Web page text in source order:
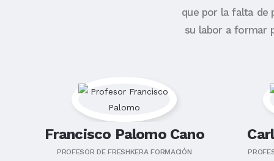
que por la falta de
su labor a formar
Francisco Palomo Cano
PROFESOR DE FRESHKERA FORMACIÓN